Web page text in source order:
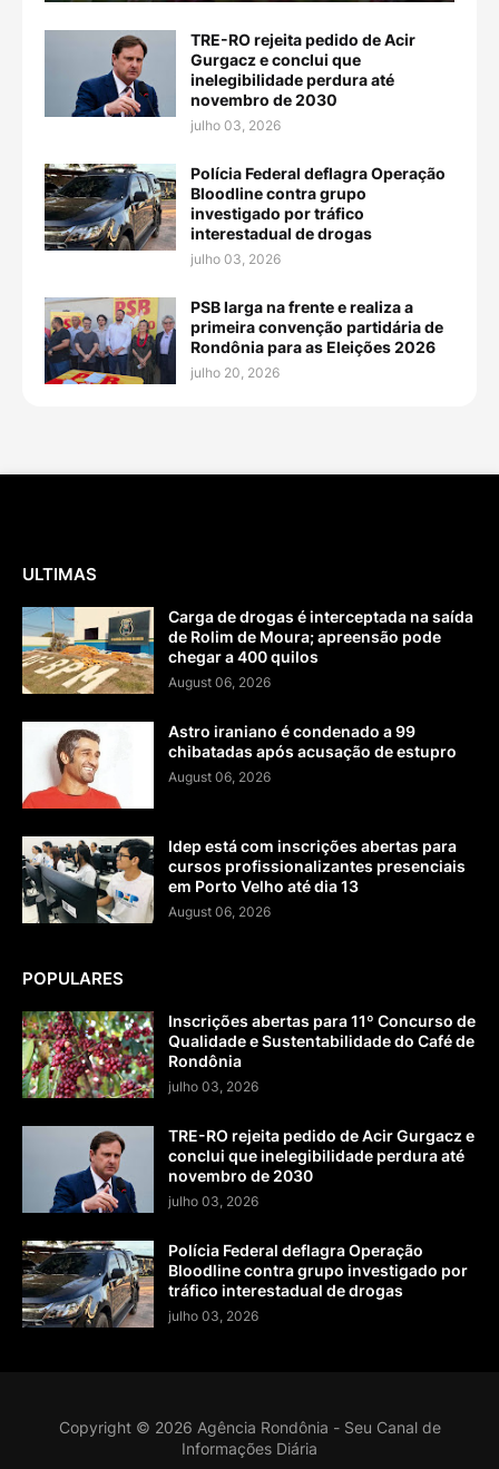
TRE-RO rejeita pedido de Acir
Gurgacz e conclui que
inelegibilidade perdura até
novembro de 2030
julho 03, 2026
Polícia Federal deflagra Operação
Bloodline contra grupo
investigado por tráfico
interestadual de drogas
julho 03, 2026
PSB larga na frente e realiza a
primeira convenção partidária de
Rondônia para as Eleições 2026
julho 20, 2026
ULTIMAS
Carga de drogas é interceptada na saída
de Rolim de Moura; apreensão pode
chegar a 400 quilos
August 06, 2026
Astro iraniano é condenado a 99
chibatadas após acusação de estupro
August 06, 2026
Idep está com inscrições abertas para
cursos profissionalizantes presenciais
em Porto Velho até dia 13
August 06, 2026
POPULARES
Inscrições abertas para 11º Concurso de
Qualidade e Sustentabilidade do Café de
Rondônia
julho 03, 2026
TRE-RO rejeita pedido de Acir Gurgacz e
conclui que inelegibilidade perdura até
novembro de 2030
julho 03, 2026
Polícia Federal deflagra Operação
Bloodline contra grupo investigado por
tráfico interestadual de drogas
julho 03, 2026
Copyright © 2026 Agência Rondônia - Seu Canal de
Informações Diária